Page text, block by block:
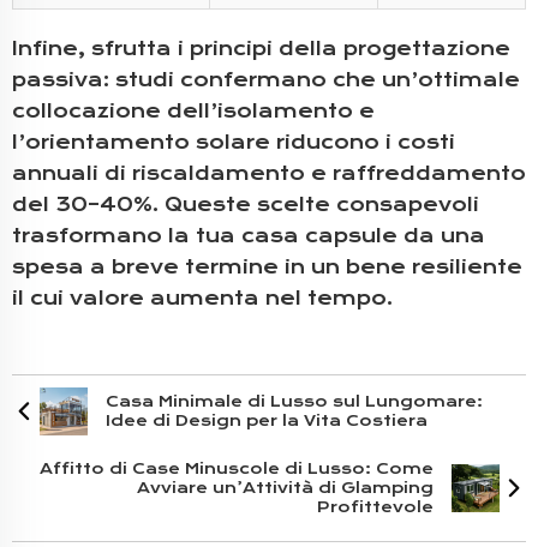
Infine, sfrutta i principi della progettazione
passiva: studi confermano che un’ottimale
collocazione dell’isolamento e
l’orientamento solare riducono i costi
annuali di riscaldamento e raffreddamento
del 30–40%. Queste scelte consapevoli
trasformano la tua casa capsule da una
spesa a breve termine in un bene resiliente
il cui valore aumenta nel tempo.
Casa Minimale di Lusso sul Lungomare:
Idee di Design per la Vita Costiera
Affitto di Case Minuscole di Lusso: Come
Avviare un’Attività di Glamping
Profittevole